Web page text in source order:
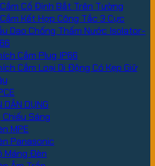
Cố Định Bắt Trên Tường
Kết Hợp Công Tắc 3 Cực
Dao Chống Thấm Nước Isolator-
Cắm Plug IP66
Cắm Loại Di Động Có Kẹp Giữ
DÂN DỤNG
Sáng
MPE
Panasonic
Máng Đèn